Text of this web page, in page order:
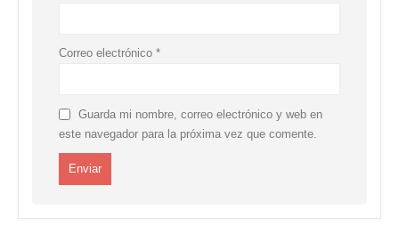
Correo electrónico *
Guarda mi nombre, correo electrónico y web en
este navegador para la próxima vez que comente.